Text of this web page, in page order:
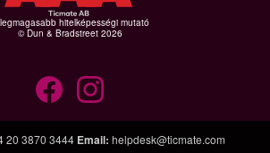
hitelképességi mutató
© Dun & Bradstreet 2026
20 3870 3444 Email: helpdesk@ticmate.com